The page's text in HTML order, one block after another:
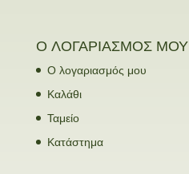
Ο ΛΟΓΑΡΙΑΣΜΟΣ ΜΟΥ
Ο λογαριασμός μου
Καλάθι
Ταμείο
Κατάστημα